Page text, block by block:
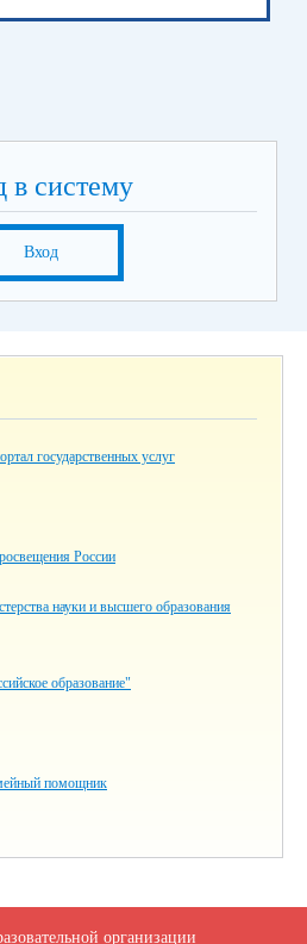
в систему
Вход
государственных услуг
России
науки и высшего образования
образование"
помощник
организации